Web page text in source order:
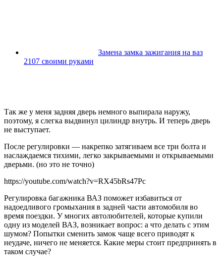
Замена замка зажигания на ваз
2107 своими руками
Так же у меня задняя дверь немного выпирала наружу,
поэтому, я слегка выдвинул цилиндр внутрь. И теперь дверь
не выступает.
После регулировки — накрепко затягиваем все три болта и
наслаждаемся тихими, легко закрываемыми и открываемыми
дверьми. (но это не точно)
https://youtube.com/watch?v=RX45bRs47Pc
Регулировка багажника ВАЗ поможет избавиться от
надоедливого громыхания в задней части автомобиля во
время поездки. У многих автолюбителей, которые купили
одну из моделей ВАЗ, возникает вопрос: а что делать с этим
шумом? Попытки сменить замок чаще всего приводят к
неудаче, ничего не меняется. Какие меры стоит предпринять в
таком случае?